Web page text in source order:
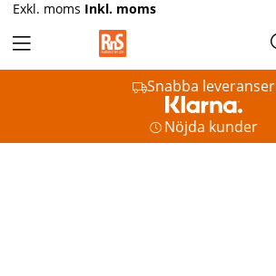
Snabba leveranser
Nöjda kunder
Exkl. moms Inkl. moms